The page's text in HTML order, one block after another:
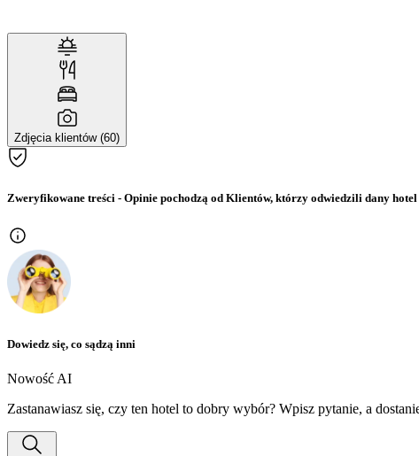
Zdjęcia klientów (60)
Zweryfikowane treści - Opinie pochodzą od Klientów, którzy odwiedzili dany
Dowiedz się, co sądzą inni
Nowość AI
Zastanawiasz się, czy ten hotel to dobry wybór? Wpisz pytanie, a